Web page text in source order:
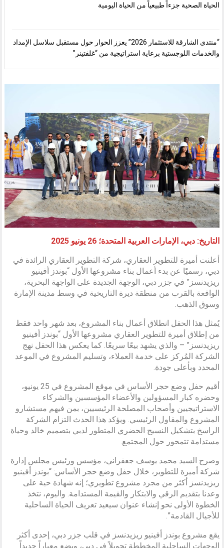
الحياة الصحية جزءاً طبيعياً من الحياة اليومية
“منتدى الشارقة للاستثمار 2026” يعزز الحوار حول مستقبل سلاسل الإمداد
والخدمات اللوجستية برعاية استراتيجية من “غلفتينر”
التاريخ: دبي، الإمارات العربية المتحدة؛ 26 يونيو 2025
أعلنت أميرة للتطوير العقاري، شركة التطوير العقاري الرائدة في
دبي، رسميًا عن بدء أعمال بناء مشروعها الأول “بوندز أفينيو
ريزيدنسز” في جزر دبي، الوجهة الجديدة على الواجهة البحرية،
الواقعة بالقرب من منطقة ديرة التاريخية في وسط مدينة الإمارة
وسوق الذهب.
يُمثل هذا الحفل انطلاق أعمال بناء المشروع، بعد شهر واحد فقط
من إطلاق أميرة للتطوير العقاري مشروعها الأول “بوندز أفينيو
ريزيدنسز” – والذي يشهد بيعًا سريعًا. كما يعكس هذا الحفل نهج
الشركة المُركز على خدمة العملاء، وتسليم المشروع في الموعد
المحدد وبأعلى جودة.
أقيم حفل وضع حجر الأساس في موقع المشروع في 25 يونيو،
وحضره كبار المسؤولين والأعضاء المؤسسين والشركاء
الاستراتيجيين وأصحاب المصلحة الرئيسيين، بمن فيهم مستشارو
المشروع والمقاول الرئيسي. ويؤكد هذا الحدث التزام الشركة
الراسخ بتشكيل النسيج الحضري المتطور لدبي بتصميم خالد وحياة
مستدامة تتمحور حول المجتمع.
وصرح السيد محمد يوسف جعفراني، مؤسس ورئيس مجلس إدارة
شركة أميرة للتطوير، خلال حفل وضع حجر الأساس: “بوندز أفينيو
ريزيدنسز أكثر من مجرد مشروع تطويري؛ إنه شهادة حية على
وعدنا بتقديم الرقي والابتكار والقيمة المستدامة. واليوم، نتخذ
الخطوة الأولى نحو إنشاء عنوان سيعيد تعريف الحياة الساحلية
للأجيال القادمة”.
يقع مشروع بوندز أفينيو ريزيدنسز في قلب جزر دبي، إحدى أكثر
الوجهات الساحلية المخططة تحويلاً في دبي، ويضع معياراً جديداً